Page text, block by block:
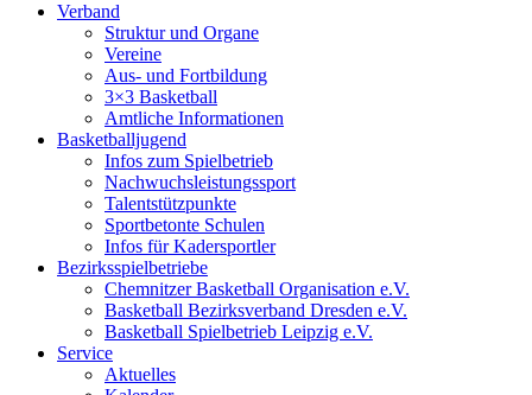
Verband
Struktur und Organe
Vereine
Aus- und Fortbildung
3×3 Basketball
Amtliche Informationen
Basketballjugend
Infos zum Spielbetrieb
Nachwuchsleistungssport
Talentstützpunkte
Sportbetonte Schulen
Infos für Kadersportler
Bezirksspielbetriebe
Chemnitzer Basketball Organisation e.V.
Basketball Bezirksverband Dresden e.V.
Basketball Spielbetrieb Leipzig e.V.
Service
Aktuelles